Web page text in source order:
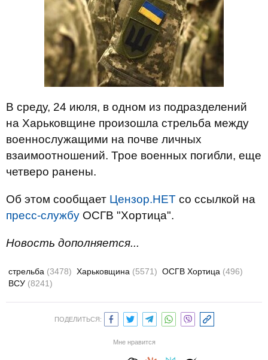
В среду, 24 июля, в одном из подразделений
на Харьковщине произошла стрельба между
военнослужащими на почве личных
взаимоотношений. Трое военных погибли, еще
четверо ранены.
Об этом сообщает Цензор.НЕТ со ссылкой на
пресс-службу ОСГВ "Хортица".
Новость дополняется...
стрельба (3478) Харьковщина (5571) ОСГВ Хортица (496)
ВСУ (8241)
ПОДЕЛИТЬСЯ:
Мне нравится